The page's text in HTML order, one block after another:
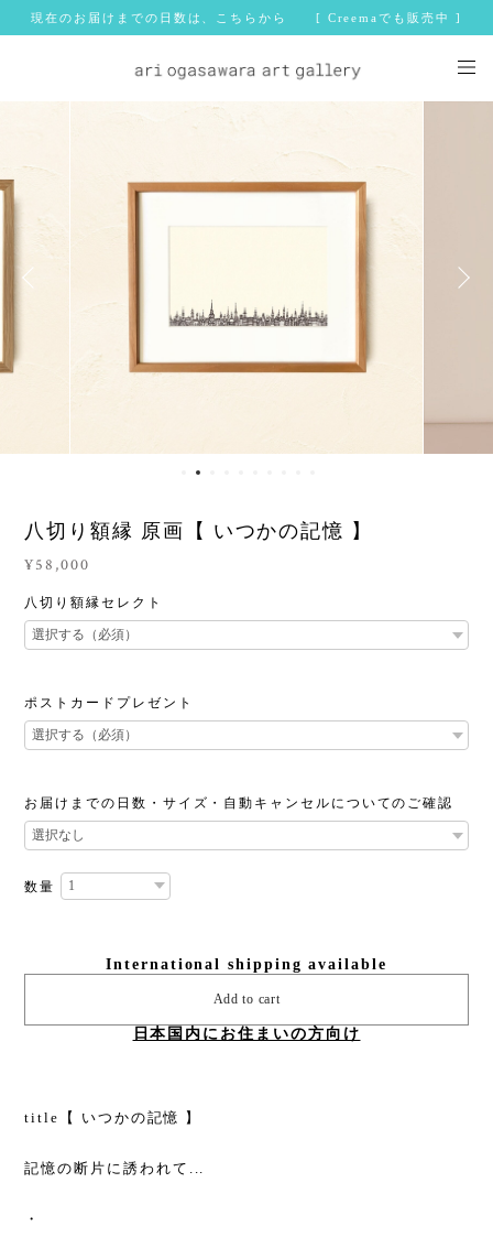
現在のお届けまでの日数は、こちらから [ Creemaでも販売中 ]
八切り額縁 原画【 いつかの記憶 】
¥58,000
八切り額縁セレクト
ポストカードプレゼント
お届けまでの日数・サイズ・自動キャンセルについてのご確認
数量
International shipping available
Add to cart
日本国内にお住まいの方向け
title【 いつかの記憶 】
記憶の断片に誘われて...
・